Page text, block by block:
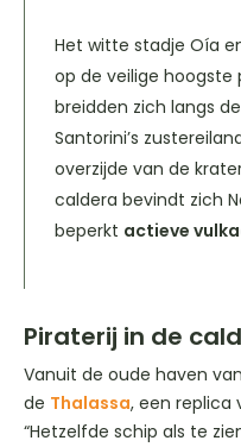
Het witte stadje Oía
op de veilige
breidden zich langs
Santorini’s
overzijde van de
caldera bevindt zich
beperkt actieve
Piraterij in de
Vanuit de oude haven
de Thalassa, een replica
“Hetzelfde schip als te